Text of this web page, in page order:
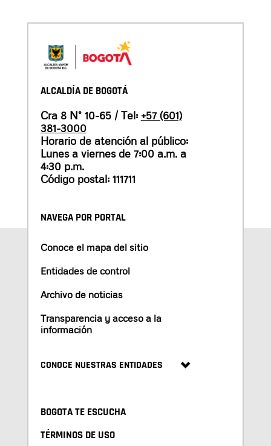
ALCALDÍA DE BOGOTÁ
Cra 8 N° 10-65 / Tel: +57 (601)
381-3000
Horario de atención al público:
Lunes a viernes de 7:00 a.m. a
4:30 p.m.
Código postal: 111711
NAVEGA POR PORTAL
Conoce el mapa del sitio
Entidades de control
Archivo de noticias
Transparencia y acceso a la
información
CONOCE NUESTRAS ENTIDADES
BOGOTA TE ESCUCHA
TÉRMINOS DE USO